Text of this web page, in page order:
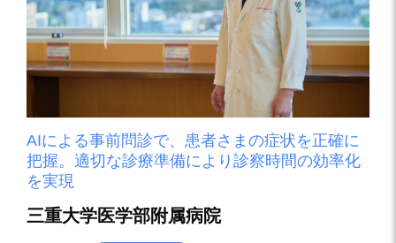
AIによる事前問診で、患者さまの症状を正確に
把握。適切な診療準備により診察時間の効率化
を実現
三重大学医学部附属病院